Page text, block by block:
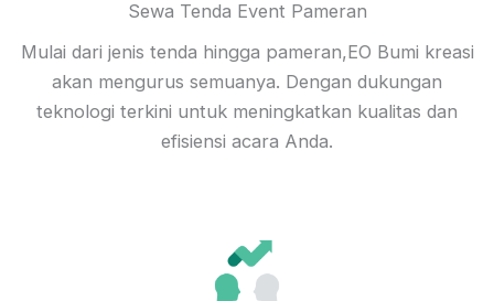
Sewa Tenda Event Pameran
Mulai dari jenis tenda hingga pameran,EO Bumi kreasi
akan mengurus semuanya. Dengan dukungan
teknologi terkini untuk meningkatkan kualitas dan
efisiensi acara Anda.